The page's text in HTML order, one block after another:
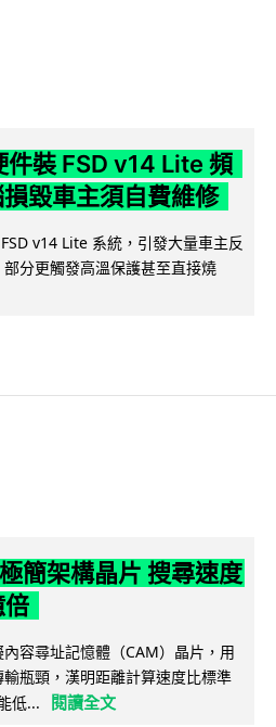
裝 FSD v14 Lite 頻
毀車主須自費維修
v14 Lite 系統，引發大量車主反
分更觸發高溫保護甚至直接燒
簡架構晶片 搜尋速度
倍
容尋址記憶體（CAM）晶片，用
瓶頸，漢明距離計算速度比標準
低...
閱讀全文